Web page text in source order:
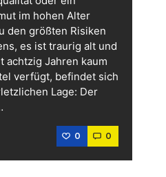
im hohen Alter
den größten Risiken
es ist traurig alt und
achtzig Jahren kaum
verfügt, befindet sich
Lage: Der
0 0